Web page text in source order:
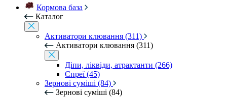
Кормова база
Каталог
Активатори клювання (311)
Активатори клювання (311)
Діпи, ліквіди, атрактанти (266)
Спреї (45)
Зернові суміші (84)
Зернові суміші (84)